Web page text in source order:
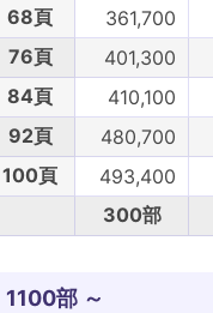
68頁
361,700
76頁
401,300
84頁
410,100
92頁
480,700
100頁
493,400
300部
1100部 ～